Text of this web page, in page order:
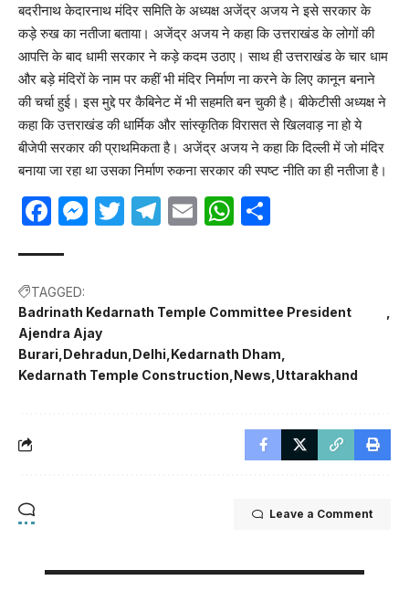
बदरीनाथ केदारनाथ मंदिर समिति के अध्यक्ष अजेंद्र अजय ने इसे सरकार के
कड़े रुख का नतीजा बताया। अजेंद्र अजय ने कहा कि उत्तराखंड के लोगों की
आपत्ति के बाद धामी सरकार ने कड़े कदम उठाए। साथ ही उत्तराखंड के चार धाम
और बड़े मंदिरों के नाम पर कहीं भी मंदिर निर्माण ना करने के लिए कानून बनाने
की चर्चा हुई। इस मुद्दे पर कैबिनेट में भी सहमति बन चुकी है। बीकेटीसी अध्यक्ष ने
कहा कि उत्तराखंड की धार्मिक और सांस्कृतिक विरासत से खिलवाड़ ना हो ये
बीजेपी सरकार की प्राथमिकता है। अजेंद्र अजय ने कहा कि दिल्ली में जो मंदिर
बनाया जा रहा था उसका निर्माण रुकना सरकार की स्पष्ट नीति का ही नतीजा है।
Facebook
Messenger
Twitter
Telegram
EmailWhatsApp
TAGGED:
Badrinath Kedarnath Temple Committee President
Ajendra Ajay
Burari Dehradun Delhi Kedarnath Dham
Kedarnath Temple Construction News Uttarakhand
Leave a Comment